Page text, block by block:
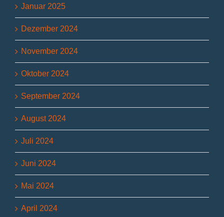
Januar 2025
Dezember 2024
November 2024
Oktober 2024
September 2024
August 2024
Juli 2024
Juni 2024
Mai 2024
April 2024